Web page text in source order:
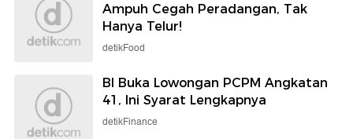
Ampuh Cegah Peradangan, Tak
Hanya Telur!
detikFood
BI Buka Lowongan PCPM Angkatan
41, Ini Syarat Lengkapnya
detikFinance